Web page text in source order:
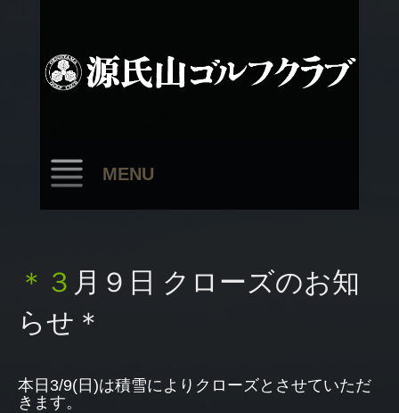
MENU
＊３月９日 クローズのお知
らせ＊
本日3/9(日)は積雪によりクローズとさせていただ
きます。